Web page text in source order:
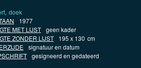
, doek
1977
MET LIJST geen kader
ZONDER LIJST
195 x 130 cm
signatuur en datum
gesigneerd en gedateerd